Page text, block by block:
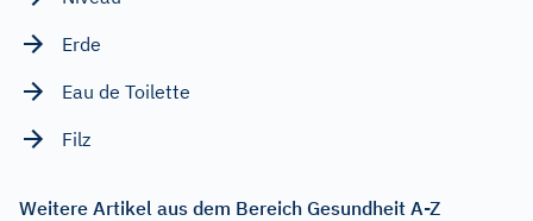
Erde
Eau de Toilette
Filz
Weitere Artikel aus dem Bereich Gesundheit A-Z